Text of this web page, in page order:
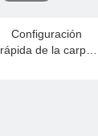
Configuración
rápida de la carpa